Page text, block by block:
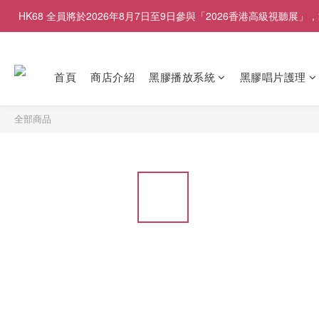
HK68 全員將於2026年8月7日至9日參與「2026香港高級視聽展」
首頁 商店介紹 黑膠播放系統 黑膠唱片護理
全部商品